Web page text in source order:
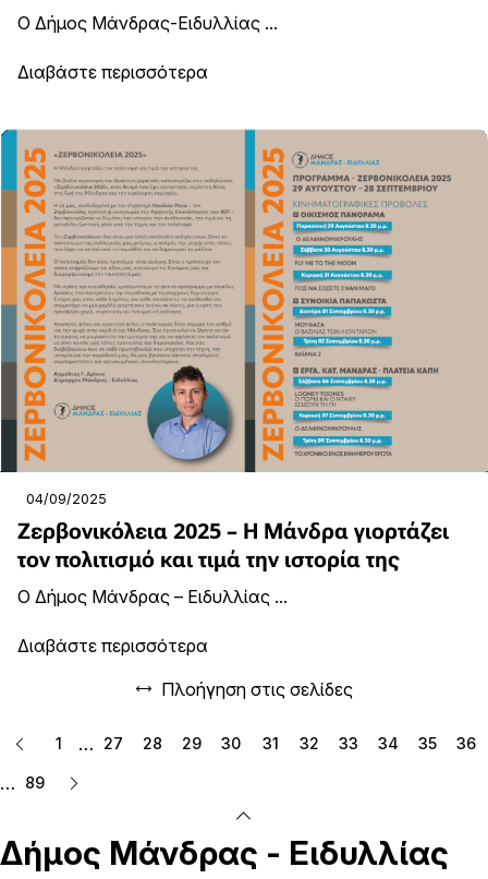
Ο Δήμος Μάνδρας-Ειδυλλίας ...
Διαβάστε περισσότερα
04/09/2025
Ζερβονικόλεια 2025 – Η Μάνδρα γιορτάζει
τον πολιτισμό και τιμά την ιστορία της
Ο Δήμος Μάνδρας – Ειδυλλίας ...
Διαβάστε περισσότερα
Πλοήγηση στις σελίδες
1 … 27 28 29 30 31 32 33 34 35 36
… 89
Δήμος Μάνδρας - Ειδυλλίας